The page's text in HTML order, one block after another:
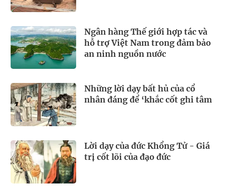
Ngân hàng Thế giới hợp tác và
hỗ trợ Việt Nam trong đảm bảo
an ninh nguồn nước
Những lời dạy bất hủ của cổ
nhân đáng để ‘khắc cốt ghi tâm
Lời dạy của đức Khổng Tử - Giá
trị cốt lõi của đạo đức